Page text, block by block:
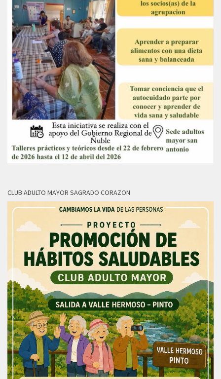
CLUB ADULTO MAYOR SAGRADO CORAZON